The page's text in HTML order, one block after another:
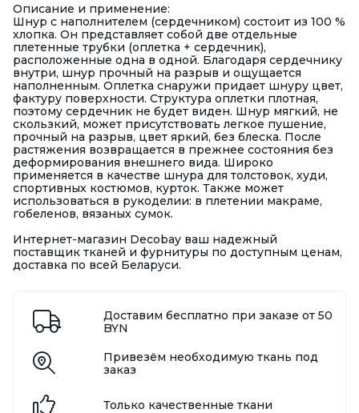
Описание и применение:
Шнур с наполнителем (сердечником) состоит из 100 %
хлопка. Он представляет собой две отдельные
плетенные трубки (оплетка + сердечник),
расположенные одна в одной. Благодаря сердечнику
внутри, шнур прочный на разрыв и ощущается
наполненным. Оплетка снаружи придает шнуру цвет,
фактуру поверхности. Структура оплетки плотная,
поэтому сердечник не будет виден. Шнур мягкий, не
скользкий, может присутствовать легкое пушение,
прочный на разрыв, цвет яркий, без блеска. После
растяжения возвращается в прежнее состояния без
деформирования внешнего вида. Широко
применяется в качестве шнура для толстовок, худи,
спортивных костюмов, курток. Также может
использоваться в рукоделии: в плетении макраме,
гобеленов, вязаных сумок.
Интернет-магазин Decobay ваш надежный
поставщик тканей и фурнитуры по доступным ценам,
доставка по всей Беларуси.
Доставим бесплатно при заказе от 50
BYN
Привезём необходимую ткань под
заказ
Только качественные ткани